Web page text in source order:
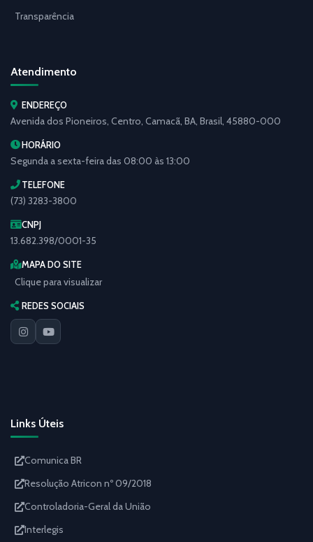
Transparência
Atendimento
ENDEREÇO
Avenida dos Pioneiros, Centro, Camacã, BA, Brasil, 45880-000
HORÁRIO
Segunda a sexta-feira das 08:00 às 13:00
TELEFONE
(73) 3283-3800
CNPJ
13.682.398/0001-35
MAPA DO SITE
Clique para visualizar
REDES SOCIAIS
Links Úteis
Comunica BR
Resolução Atricon nº 09/2018
Controladoria-Geral da União
Interlegis